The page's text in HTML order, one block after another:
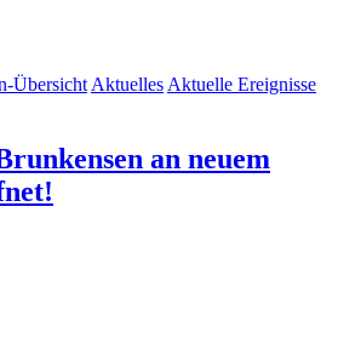
ÜbersichtAktuellesAktuelle Ereignisse
an neuem